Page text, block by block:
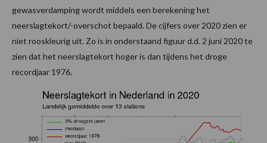
gewasverdamping wordt middels een berekening het
neerslagtekort/-overschot bepaald. De cijfers over 2020 zien er
niet rooskleurig uit. Zo is in onderstaand figuur d.d. 2 juni 2020 te
zien dat het neerslagtekort hoger is dan tijdens het droge
recordjaar 1976.